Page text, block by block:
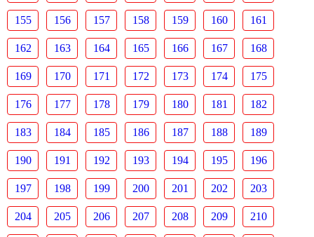
155 156 157 158 159 160 161
162 163 164 165 166 167 168
169 170 171 172 173 174 175
176 177 178 179 180 181 182
183 184 185 186 187 188 189
190 191 192 193 194 195 196
197 198 199 200 201 202 203
204 205 206 207 208 209 210